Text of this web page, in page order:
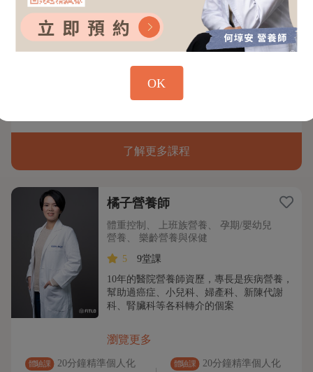
#成長營養 電視節目/媒體專欄/企業講座常
客，推廣透過食物取代藥物，生活中找到更
健康的自己
瀏覽更多
$1700
了解更多課程
橘子營養師
體重控制、 上班族營養、 孕期/嬰幼兒
營養、 樂齡營養與保健
5
9堂課
10年的醫院營養師資歷，專長是疾病營養，
幫助過癌症、小兒科、婦產科、新陳代謝
科、腎臟科等各科轉介的個案
瀏覽更多
體驗課
20分鐘精準個人化
體驗課
20分鐘精準個人化
OK